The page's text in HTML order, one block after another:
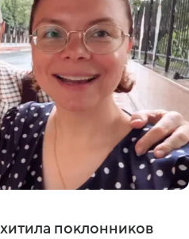
поклонников